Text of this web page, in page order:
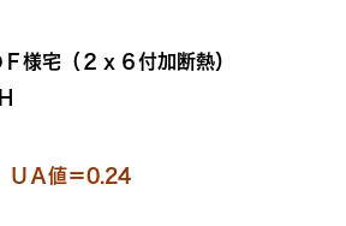
様宅（２ｘ６付加断熱）
Ａ値＝0.24